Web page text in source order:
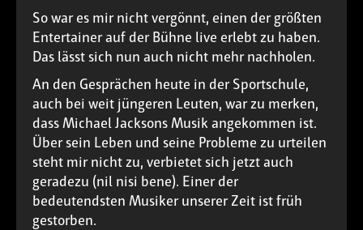
So war es mir nicht vergönnt, einen der größten
Entertainer auf der Bühne live erlebt zu haben.
Das lässt sich nun auch nicht mehr nachholen.
An den Gesprächen heute in der Sportschule,
auch bei weit jüngeren Leuten, war zu merken,
dass Michael Jacksons Musik angekommen ist.
Über sein Leben und seine Probleme zu urteilen
steht mir nicht zu, verbietet sich jetzt auch
geradezu (nil nisi bene). Einer der
bedeutendsten Musiker unserer Zeit ist früh
gestorben.